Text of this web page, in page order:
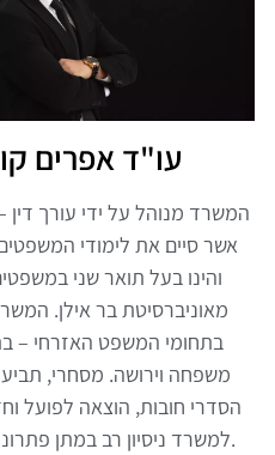
עו"ד אפרים
המשרד מנוהל על ידי עורך דין
אשר סיים את לימודי
מאוניברסיטת בר אילן.
בתחומי המשפט האזרחי –
משפחה וירושה. מסחרי,
הסדרי חובות, הוצאה לפועל
.למשרד ניסיון רב במתן